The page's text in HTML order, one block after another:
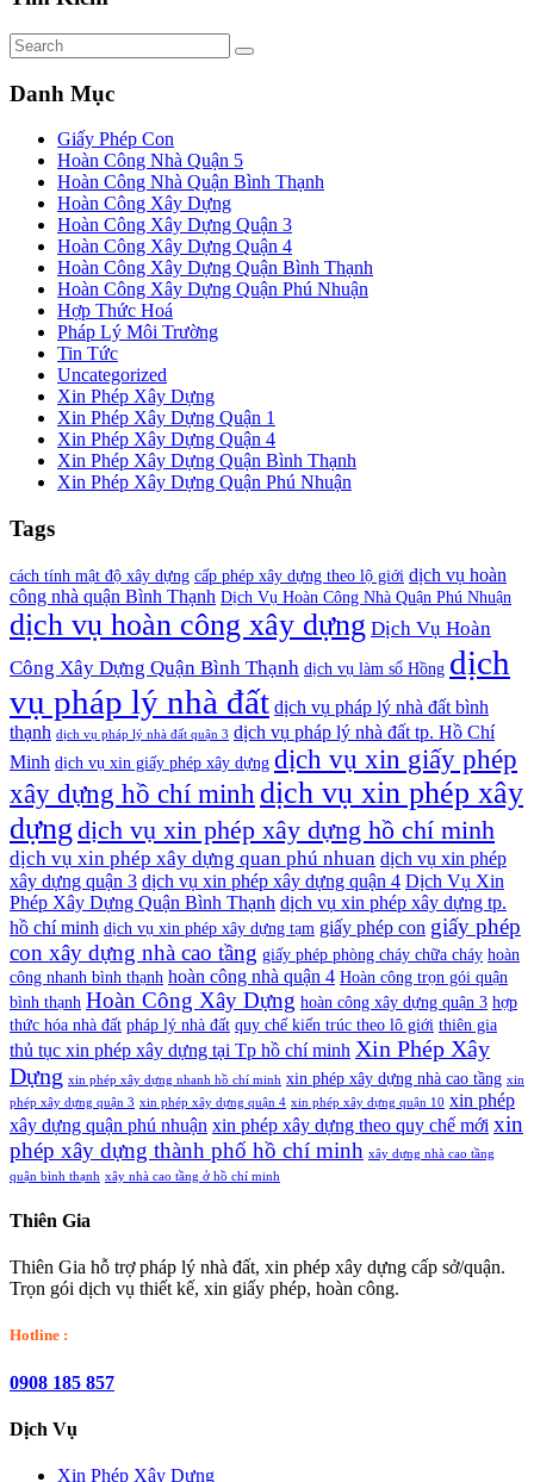
Danh Mục
Giấy Phép Con
Hoàn Công Nhà Quận 5
Hoàn Công Nhà Quận Bình Thạnh
Hoàn Công Xây Dựng
Hoàn Công Xây Dựng Quận 3
Hoàn Công Xây Dựng Quận 4
Hoàn Công Xây Dựng Quận Bình Thạnh
Hoàn Công Xây Dựng Quận Phú Nhuận
Hợp Thức Hoá
Pháp Lý Môi Trường
Tin Tức
Uncategorized
Xin Phép Xây Dựng
Xin Phép Xây Dựng Quận 1
Xin Phép Xây Dựng Quận 4
Xin Phép Xây Dựng Quận Bình Thạnh
Xin Phép Xây Dựng Quận Phú Nhuận
Tags
cách tính mật độ xây dựng cấp phép xây dựng theo lộ giới dịch vụ hoàn
công nhà quận Bình Thạnh Dịch Vụ Hoàn Công Nhà Quận Phú Nhuận
dịch vụ hoàn công xây dựng Dịch Vụ Hoàn
Công Xây Dựng Quận Bình Thạnh dịch vụ làm sổ Hồng dịch
vụ pháp lý nhà đất dịch vụ pháp lý nhà đất bình
thạnh dịch vụ pháp lý nhà đất quận 3 dịch vụ pháp lý nhà đất tp. Hồ Chí
Minh dịch vụ xin giấy phép xây dựng dịch vụ xin giấy phép
xây dựng hồ chí minh dịch vụ xin phép xây
dựng dịch vụ xin phép xây dựng hồ chí minh
dịch vụ xin phép xây dựng quan phú nhuan dịch vụ xin phép
xây dựng quận 3 dịch vụ xin phép xây dựng quận 4 Dịch Vụ Xin
Phép Xây Dựng Quận Bình Thạnh dịch vụ xin phép xây dựng tp.
hồ chí minh dịch vụ xin phép xây dựng tạm giấy phép con giấy phép
con xây dựng nhà cao tầng giấy phép phòng cháy chữa cháy hoàn
công nhanh bình thạnh hoàn công nhà quận 4 Hoàn công trọn gói quận
bình thạnh Hoàn Công Xây Dựng hoàn công xây dựng quận 3 hợp
thức hóa nhà đất pháp lý nhà đất quy chế kiến trúc theo lô giới thiên gia
thủ tục xin phép xây dựng tại Tp hồ chí minh Xin Phép Xây
Dựng xin phép xây dựng nhanh hồ chí minh xin phép xây dựng nhà cao tầng xin
phép xây dựng quận 3 xin phép xây dựng quận 4 xin phép xây dựng quận 10 xin phép
xây dựng quận phú nhuận xin phép xây dựng theo quy chế mới xin
phép xây dựng thành phố hồ chí minh xây dựng nhà cao tầng
quận bình thạnh xây nhà cao tầng ở hồ chí minh
Thiên Gia
Thiên Gia hỗ trợ pháp lý nhà đất, xin phép xây dựng cấp sở/quận.
Trọn gói dịch vụ thiết kế, xin giấy phép, hoàn công.
Hotline :
0908 185 857
Dịch Vụ
Xin Phép Xây Dựng